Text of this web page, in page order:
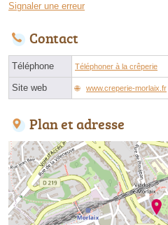
Signaler une erreur
Contact
Téléphone Téléphoner à la crêperie
Site web www.creperie-morlaix.fr
Plan et adresse